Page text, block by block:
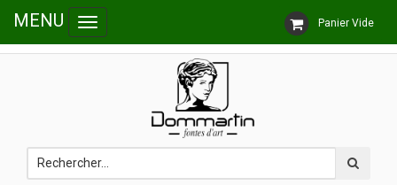
MENU
Toggle
navigation
Panier Vide